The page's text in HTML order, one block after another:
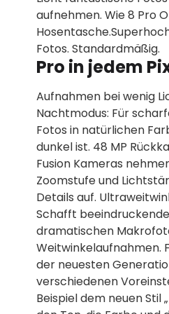
aufnehmen. Wie 8 Pro
Fotos. Standardmäßig.
Pro in jedem
Aufnahmen bei wenig
Nachtmodus: Für
Fotos in natür­lichen
dunkel ist. 48 MP
Fusion Kameras
Zoomstufe und
Details auf.
Schafft
dramatischen
Weitwinkelaufnahmen.
der neuesten
verschie­denen
Beispiel dem neuen Stil